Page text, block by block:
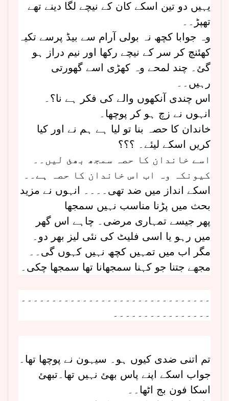
یہیں دو تین اسکے کان کے نیچے لگا دینے تھے
تھپڑ۔۔
وہ جوابا کچھ نہ بولی آرام سے بیڈ پرسے تکیہ
کھئنچ کر سر کے نیچے رکھا اور نیم دراز ہو
گئ۔ چند لمحے وہ کھڑی اسے گھورتی
رہیں۔۔
اس چندی آنکھوں والے کی فکر ہے نا؟۔
انہوں نے زچ ہو کر پوچھا۔
خاندان کا حصہ بنا تو لیا ہے ہم نے اور کیا
کریں اسکے لیئے۔ ؟؟؟
اسے خاندان کا حصہ سمجھ بھئ لیں۔۔
کیونکہ وہ اب اس خاندان کا حصہ ہے۔۔
اسکے انداز میں ضد تھی۔۔۔۔ انہوں نے مزید
بحث میں پڑنا مناسب نہیں سمجھا
پھر جیسے تمہاری مرضی۔ چاہے اس گھر
میں رہو یا اسی فلیٹ کی نئی لیز بھر دو۔
مگر اب میں تمہیں کچھ نہیں کہوں گی۔۔
مجھے جتنا جو کہنا سمجھانا تھا سمجھا چکی۔
۔۔۔۔۔۔۔۔۔۔۔۔۔۔۔۔۔۔۔۔۔۔۔۔۔۔۔۔۔۔۔
۔۔۔۔۔۔۔۔۔۔۔۔۔۔۔۔
تم اتنی ضدی کیوں ہو۔ سیہون نے پوچھا تھا۔
جواب اسکے اپنے پاس بھئ نہیں تھا۔تبھئ
اسکا فون بج اٹھا۔۔